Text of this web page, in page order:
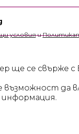
условияи
ще се свърже
да